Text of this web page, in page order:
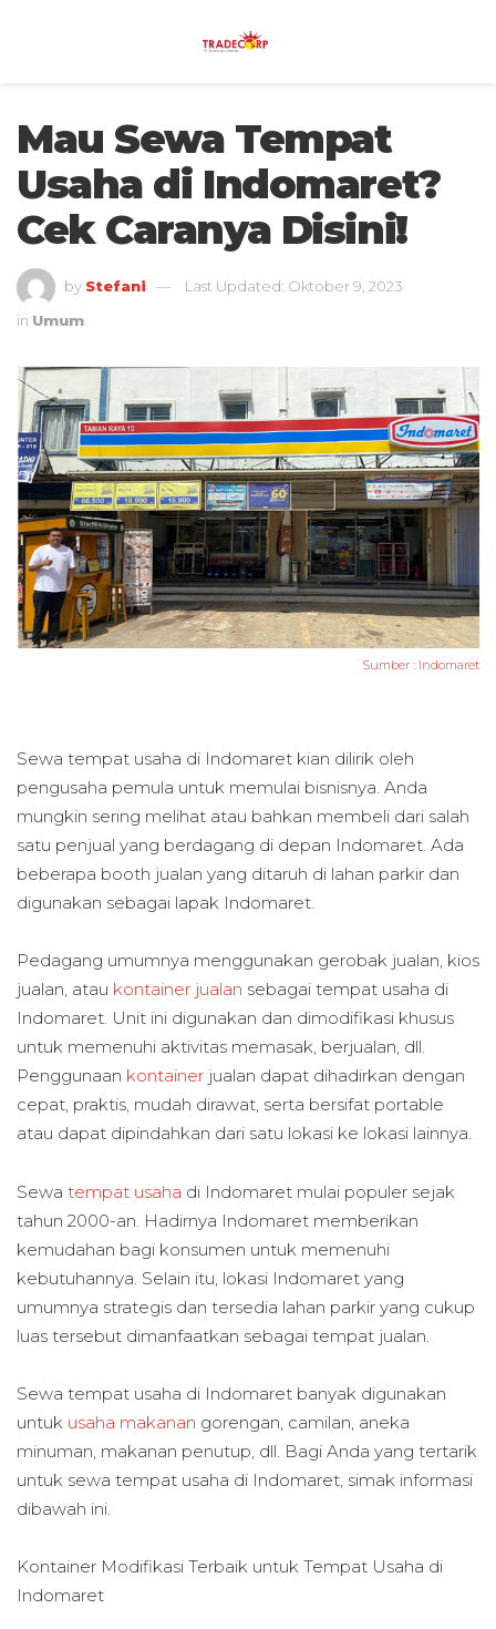
Mau Sewa Tempat
Usaha di Indomaret?
Cek Caranya Disini!
by Stefani
Last Updated: Oktober 9, 2023
in Umum
Sumber : Indomaret
Sewa tempat usaha di Indomaret kian dilirik oleh
pengusaha pemula untuk memulai bisnisnya. Anda
mungkin sering melihat atau bahkan membeli dari salah
satu penjual yang berdagang di depan Indomaret. Ada
beberapa booth jualan yang ditaruh di lahan parkir dan
digunakan sebagai lapak Indomaret.
Pedagang umumnya menggunakan gerobak jualan, kios
jualan, atau kontainer jualan sebagai tempat usaha di
Indomaret. Unit ini digunakan dan dimodifikasi khusus
untuk memenuhi aktivitas memasak, berjualan, dll.
Penggunaan kontainer jualan dapat dihadirkan dengan
cepat, praktis, mudah dirawat, serta bersifat portable
atau dapat dipindahkan dari satu lokasi ke lokasi lainnya.
Sewa tempat usaha di Indomaret mulai populer sejak
tahun 2000-an. Hadirnya Indomaret memberikan
kemudahan bagi konsumen untuk memenuhi
kebutuhannya. Selain itu, lokasi Indomaret yang
umumnya strategis dan tersedia lahan parkir yang cukup
luas tersebut dimanfaatkan sebagai tempat jualan.
Sewa tempat usaha di Indomaret banyak digunakan
untuk usaha makanan gorengan, camilan, aneka
minuman, makanan penutup, dll. Bagi Anda yang tertarik
untuk sewa tempat usaha di Indomaret, simak informasi
dibawah ini.
Kontainer Modifikasi Terbaik untuk Tempat Usaha di
Indomaret